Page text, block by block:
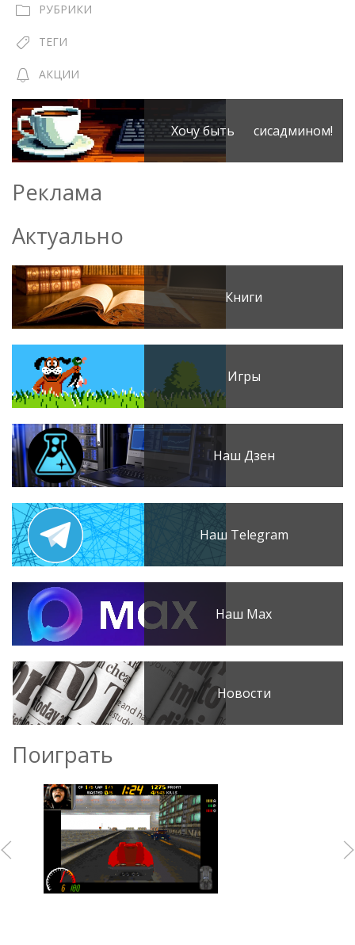
РУБРИКИ
ТЕГИ
АКЦИИ
Хочу быть сисадмином!
Реклама
Актуально
Книги
Игры
Наш Дзен
Наш Telegram
Наш Max
Новости
Поиграть